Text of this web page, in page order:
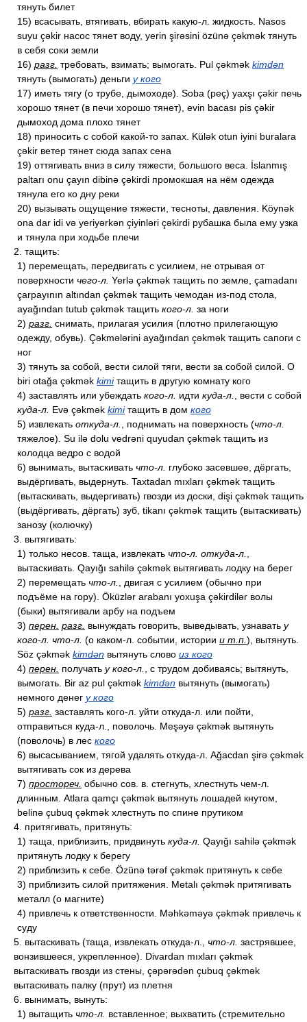
тянуть билет
15) всасывать, втягивать, вбирать какую-л. жидкость. Nasos
suyu çəkir насос тянет воду, yerin şirəsini özünə çəkmək тянуть
в себя соки земли
16) разг. требовать, взимать; вымогать. Pul çəkmək kimdən
тянуть (вымогать) деньги у кого
17) иметь тягу (о трубе, дымоходе). Soba (peç) yaxşı çəkir печь
хорошо тянет (в печи хорошо тянет), evin bacası pis çəkir
дымоход дома плохо тянет
18) приносить с собой какой-то запах. Külək otun iyini buralara
çəkir ветер тянет сюда запах сена
19) оттягивать вниз в силу тяжести, большого веса. İslanmış
paltarı onu çayın dibinə çəkirdi промокшая на нём одежда
тянула его ко дну реки
20) вызывать ощущение тяжести, тесноты, давления. Köynək
ona dar idi və yeriyərkən çiyinləri çəkirdi рубашка была ему узка
и тянула при ходьбе плечи
2. тащить:
1) перемещать, передвигать с усилием, не отрывая от
поверхности чего-л. Yerlə çəkmək тащить по земле, çamadanı
çarpayının altından çəkmək тащить чемодан из-под стола,
ayağından tutub çəkmək тащить кого-л. за ноги
2) разг. снимать, прилагая усилия (плотно прилегающую
одежду, обувь). Çəkmələrini ayağından çəkmək тащить сапоги с
ног
3) тянуть за собой, вести силой тяги, вести за собой силой. O
biri otağa çəkmək kimiтащить в другую комнату кого
4) заставлять или убеждать кого-л. идти куда-л.
, вести с собой
куда-л. Evə çəkmək kimiтащить в дом кого
5) извлекать откуда-л. , поднимать на поверхность (что-л.
тяжелое). Su ilə dolu vedrəni quyudan çəkmək тащить из
колодца ведро с водой
6) вынимать, вытаскивать что-л. глубоко засевшее, дёргать,
выдёргивать, выдернуть. Taxtadan mıxları çəkmək тащить
(вытаскивать, выдергивать) гвозди из доски, dişi çəkmək тащить
(выдёргивать, дёргать) зуб, tikanı çəkmək тащить (вытаскивать)
занозу (колючку)
3. вытягивать:
1) только несов. таща, извлекать что-л. откуда-л.
вытаскивать. Qayığı sahilə çəkmək вытягивать лодку на берег
2) перемещать что-л.
, двигая с усилием (обычно при
подъёме на гору). Öküzlər arabanı yoxuşa çəkirdilər волы
(быки) вытягивали арбу на подъем
3) перен. разг. вынуждать говорить, выведывать, узнавать у
кого-л. что-л. (о каком-л. событии, истории и т.п. ), вытянуть.
Söz çəkmək kimdən вытянуть слово из кого
4) перен. получать у кого-л.
, с трудом добиваясь; вытянуть,
вымогать. Bir az pul çəkmək kimdən вытянуть (вымогать)
немного денег у кого
5) разг. заставлять кого-л. уйти откуда-л. или пойти,
отправиться куда-л., поволочь. Meşəyə çəkmək вытянуть
(поволочь) в лес кого
6) высасыванием, тягой удалять откуда-л. Ağacdan şirə çəkmək
вытягивать сок из дерева
7) простореч. обычно сов. в. стегнуть, хлестнуть чем-л.
длинным. Atlara qamçı çəkmək вытянуть лошадей кнутом,
belinə çubuq çəkmək хлестнуть по спине прутиком
4. притягивать, притянуть:
1) таща, приблизить, придвинуть куда-л. Qayığı sahilə çəkmək
притянуть лодку к берегу
2) приблизить к себе. Özünə tərəf çəkmək притянуть к себе
3) приблизить силой притяжения. Metalı çəkmək притягивать
металл (о магните)
4) привлечь к ответственности. Məhkəməyə çəkmək привлечь к
суду
5. вытаскивать (таща, извлекать откуда-л., что-л. застрявшее,
вонзившееся, укрепленное). Divardan mıxları çəkmək
вытаскивать гвозди из стены, çəpərədən çubuq çəkmək
вытаскивать палку (прут) из плетня
6. вынимать, вынуть:
1) вытащить что-л. вставленное; выхватить (стремительно